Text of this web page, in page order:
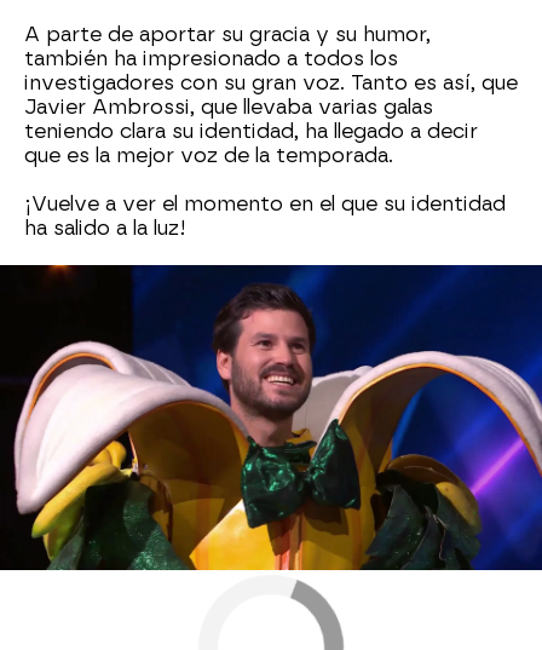
A parte de aportar su gracia y su humor,
también ha impresionado a todos los
investigadores con su gran voz. Tanto es así, que
Javier Ambrossi, que llevaba varias galas
teniendo clara su identidad, ha llegado a decir
que es la mejor voz de la temporada.
¡Vuelve a ver el momento en el que su identidad
ha salido a la luz!
Plátano Mask Singer
Antena 3 » Programas » Mask Singer » Temporada 2 »
Detrás de